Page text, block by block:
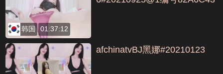
韩国 01:37:12
afchinatvBJ黑娜#20210123